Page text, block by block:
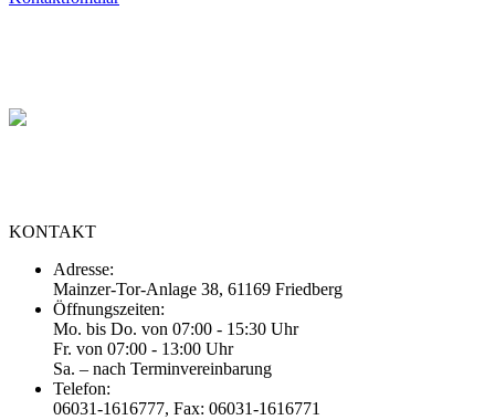
KONTAKT
Adresse:
Mainzer-Tor-Anlage 38, 61169 Friedberg
Öffnungszeiten:
Mo. bis Do. von 07:00 - 15:30 Uhr
Fr. von 07:00 - 13:00 Uhr
Sa. – nach Terminvereinbarung
Telefon:
06031-1616777, Fax: 06031-1616771